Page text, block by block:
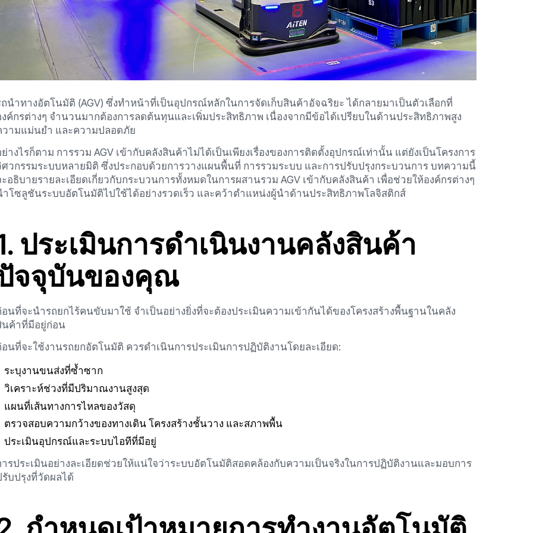
ถนำทางอัตโนมัติ (AGV) ซึ่งทำหน้าที่เป็นอุปกรณ์หลักในการจัดเก็บสินค้าอัจฉริยะ ได้กลายมาเป็นตัวเลือกที่
งค์กรต่างๆ จำนวนมากต้องการลดต้นทุนและเพิ่มประสิทธิภาพ เนื่องจากมีข้อได้เปรียบในด้านประสิทธิภาพสูง
วามแม่นยำ และความปลอดภัย
างไรก็ตาม การรวม AGV เข้ากับคลังสินค้าไม่ได้เป็นเพียงเรื่องของการติดตั้งอุปกรณ์เท่านั้น แต่ยังเป็นโครงการ
ศวกรรมระบบหลายมิติ ซึ่งประกอบด้วยการวางแผนพื้นที่ การรวมระบบ และการปรับปรุงกระบวนการ บทความนี้
อธิบายรายละเอียดเกี่ยวกับกระบวนการทั้งหมดในการผสานรวม AGV เข้ากับคลังสินค้า เพื่อช่วยให้องค์กรต่างๆ
ำโซลูชันระบบอัตโนมัติไปใช้ได้อย่างรวดเร็ว และคว้าตำแหน่งผู้นำด้านประสิทธิภาพโลจิสติกส์
ประเมินการดำเนินงานคลังสินค้า
จจุบันของคุณ
นที่จะนำรถยกไร้คนขับมาใช้ จำเป็นอย่างยิ่งที่จะต้องประเมินความเข้ากันได้ของโครงสร้างพื้นฐานในคลัง
นค้าที่มีอยู่ก่อน
อนที่จะใช้งานรถยกอัตโนมัติ ควรดำเนินการประเมินการปฏิบัติงานโดยละเอียด:
ระบุงานขนส่งที่ซ้ำซาก
วิเคราะห์ช่วงที่มีปริมาณงานสูงสุด
แผนที่เส้นทางการไหลของวัสดุ
ตรวจสอบความกว้างของทางเดิน โครงสร้างชั้นวาง และสภาพพื้น
ประเมินอุปกรณ์และระบบไอทีที่มีอยู่
ารประเมินอย่างละเอียดช่วยให้แน่ใจว่าระบบอัตโนมัติสอดคล้องกับความเป็นจริงในการปฏิบัติงานและมอบการ
รับปรุงที่วัดผลได้